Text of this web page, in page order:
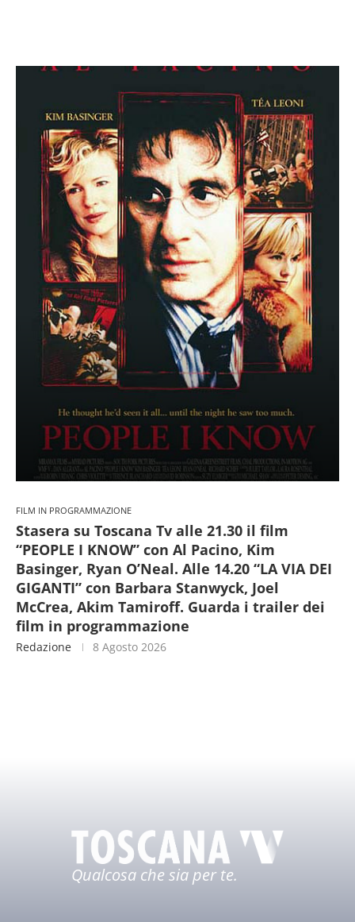
FILM IN PROGRAMMAZIONE
Stasera su Toscana Tv alle 21.30 il film
“PEOPLE I KNOW” con Al Pacino, Kim
Basinger, Ryan O’Neal. Alle 14.20 “LA VIA DEI
GIGANTI” con Barbara Stanwyck, Joel
McCrea, Akim Tamiroff. Guarda i trailer dei
film in programmazione
Redazione 8 Agosto 2026
Qualcosa che sia per te.